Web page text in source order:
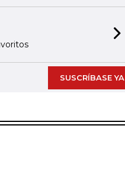
SUSCRÍBASE YA